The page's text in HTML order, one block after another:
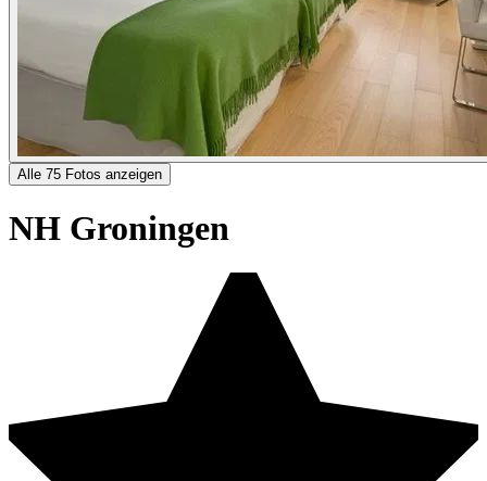
Alle 75 Fotos anzeigen
NH Groningen